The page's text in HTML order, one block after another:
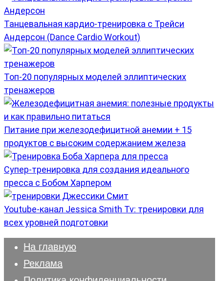
Танцевальная кардио-тренировка c Трейси
Андерсон (Dance Cardio Workout)
Топ-20 популярных моделей эллиптических
тренажеров
Питание при железодефицитной анемии + 15
продуктов с высоким содержанием железа
Супер-тренировка для создания идеального
пресса с Бобом Харпером
Youtube-канал Jessica Smith Tv: тренировки для
всех уровней подготовки
На главную
Реклама